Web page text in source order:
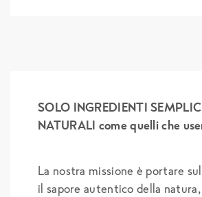
SOLO INGREDIENTI
NATURALI come quelli che
La nostra missione è portare
il sapore autentico della